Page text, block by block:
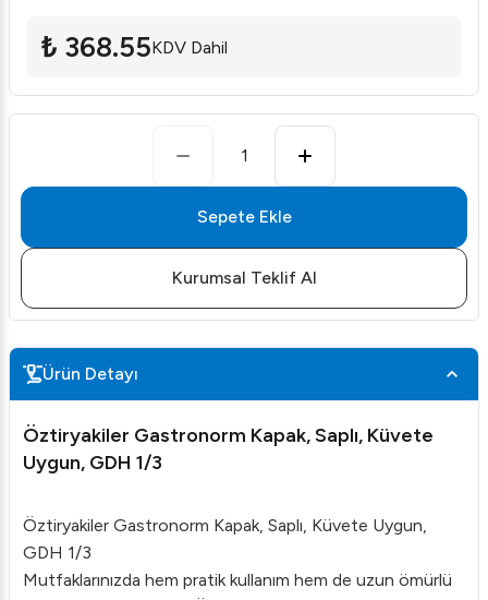
₺ 368.55KDV Dahil
1
Sepete Ekle
Kurumsal Teklif Al
Ürün Detayı
Öztiryakiler Gastronorm Kapak, Saplı, Küvete
Uygun, GDH 1/3
Öztiryakiler Gastronorm Kapak, Saplı, Küvete Uygun,
GDH 1/3
Mutfaklarınızda hem pratik kullanım hem de uzun ömürlü